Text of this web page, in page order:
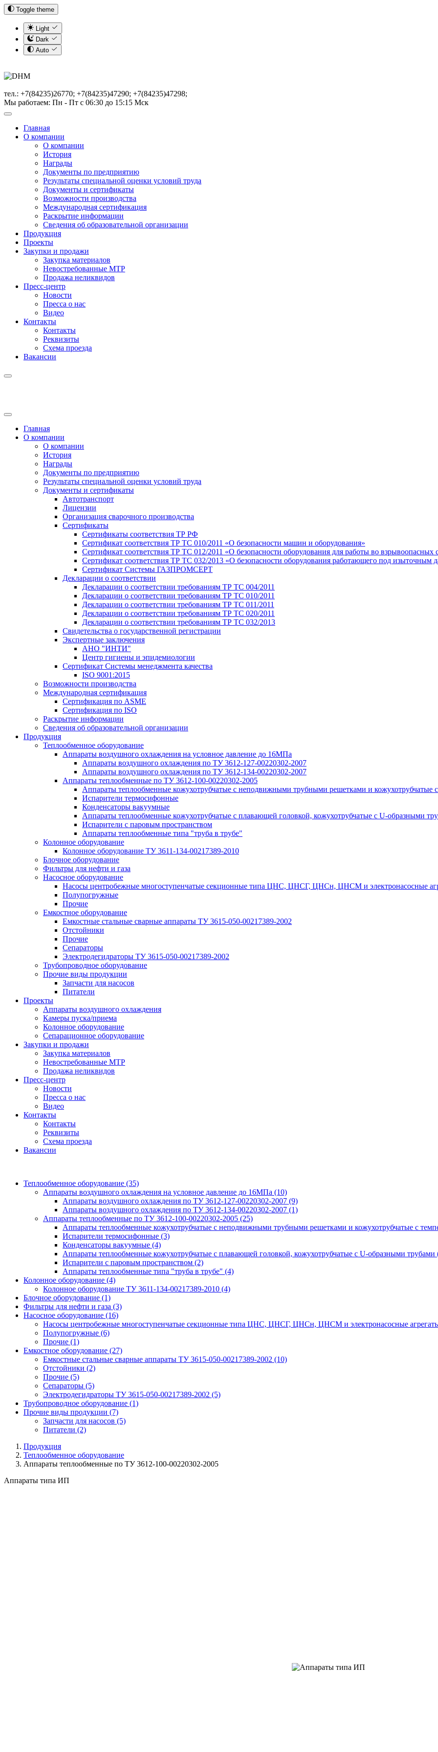
Toggle theme
Light
Dark
Auto
тел.: +7(84235)26770; +7(84235)47290; +7(84235)47298;
Мы работаем: Пн - Пт с 06:30 до 15:15 Мск
Главная
О компании
О компании
История
Награды
Документы по предприятию
Результаты специальной оценки условий труда
Документы и сертификаты
Возможности производства
Международная сертификация
Раскрытие информации
Сведения об образовательной организации
Продукция
Проекты
Закупки и продажи
Закупка материалов
Невостребованные МТР
Продажа неликвидов
Пресс-центр
Новости
Пресса о нас
Видео
Контакты
Контакты
Реквизиты
Схема проезда
Вакансии
Главная
О компании
О компании
История
Награды
Документы по предприятию
Результаты специальной оценки условий труда
Документы и сертификаты
Автотранспорт
Лицензии
Организация сварочного производства
Cертификаты
Сертификаты соответствия ТР РФ
Сертификат соответствия ТР ТС 010/2011 «О безопасности машин и оборудования»
Сертификат соответствия ТР ТС 012/2011 «О безопасности оборудования для работы во взрывоопасных
Сертификат соответствия ТР ТС 032/2013 «О безопасности оборудования работающего под изыточным
Сертификат Системы ГАЗПРОМСЕРТ
Декларации о соответствии
Декларации о соответствии требованиям ТР ТС 004/2011
Декларации о соответствии требованиям ТР ТС 010/2011
Декларации о соответствии требованиям ТР ТС 011/2011
Декларации о соответствии требованиям ТР ТС 020/2011
Декларации о соответствии требованиям ТР ТС 032/2013
Свидетельства о государственной регистрации
Экспертные заключения
АНО "ИНТИ"
Центр гигиены и эпидемиологии
Сертификат Системы менеджмента качества
ISO 9001:2015
Возможности производства
Международная сертификация
Сертификация по ASME
Сертификация по ISO
Раскрытие информации
Сведения об образовательной организации
Продукция
Теплообменное оборудование
Аппараты воздушного охлаждения на условное давление до 16МПа
Аппараты воздушного охлаждения по ТУ 3612-127-00220302-2007
Аппараты воздушного охлаждения по ТУ 3612-134-00220302-2007
Аппараты теплообменные по ТУ 3612-100-00220302-2005
Аппараты теплообменные кожухотрубчатые с неподвижными трубными решетками и кожухотрубчатые
Испарители термосифонные
Конденсаторы вакуумные
Аппараты теплообменные кожухотрубчатые с плавающей головкой, кожухотрубчатые с U-образными
Испарители с паровым пространством
Аппараты теплообменные типа "труба в трубе"
Колонное оборудование
Колонное оборудование ТУ 3611-134-00217389-2010
Блочное оборудование
Фильтры для нефти и газа
Насосное оборудование
Насосы центробежные многоступенчатые секционные типа ЦНС, ЦНСГ, ЦНСн, ЦНСМ и электронасосные
Полупогружные
Прочие
Емкостное оборудование
Емкостные стальные сварные аппараты ТУ 3615-050-00217389-2002
Отстойники
Прочие
Сепараторы
Электродегидраторы ТУ 3615-050-00217389-2002
Трубопроводное оборудование
Прочие виды продукции
Запчасти для насосов
Питатели
Проекты
Аппараты воздушного охлаждения
Камеры пуска/приема
Колонное оборудование
Сепарационное оборудование
Закупки и продажи
Закупка материалов
Невостребованные МТР
Продажа неликвидов
Пресс-центр
Новости
Пресса о нас
Видео
Контакты
Контакты
Реквизиты
Схема проезда
Вакансии
Теплообменное оборудование (35)
Аппараты воздушного охлаждения на условное давление до 16МПа (10)
Аппараты воздушного охлаждения по ТУ 3612-127-00220302-2007 (9)
Аппараты воздушного охлаждения по ТУ 3612-134-00220302-2007 (1)
Аппараты теплообменные по ТУ 3612-100-00220302-2005 (25)
Аппараты теплообменные кожухотрубчатые с неподвижными трубными решетками и кожухотрубчатые с
Испарители термосифонные (3)
Конденсаторы вакуумные (4)
Аппараты теплообменные кожухотрубчатые с плавающей головкой, кожухотрубчатые с U-образными трубами
Испарители с паровым пространством (2)
Аппараты теплообменные типа "труба в трубе" (4)
Колонное оборудование (4)
Колонное оборудование ТУ 3611-134-00217389-2010 (4)
Блочное оборудование (1)
Фильтры для нефти и газа (3)
Насосное оборудование (16)
Насосы центробежные многоступенчатые секционные типа ЦНС, ЦНСГ, ЦНСн, ЦНСМ и электронасосные
Полупогружные (6)
Прочие (1)
Емкостное оборудование (27)
Емкостные стальные сварные аппараты ТУ 3615-050-00217389-2002 (10)
Отстойники (2)
Прочие (5)
Сепараторы (5)
Электродегидраторы ТУ 3615-050-00217389-2002 (5)
Трубопроводное оборудование (1)
Прочие виды продукции (7)
Запчасти для насосов (5)
Питатели (2)
Продукция
Теплообменное оборудование
Аппараты теплообменные по ТУ 3612-100-00220302-2005
Аппараты типа ИП